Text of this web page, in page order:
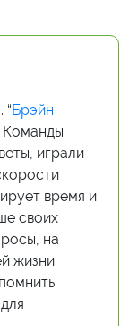
. “Брэйн
Команды
играли
время и
своих
на
жизни